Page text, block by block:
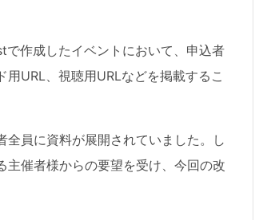
で作成したイベントにおいて、申込者
URL、視聴用URLなどを掲載するこ
員に資料が展開されていました。し
催者様からの要望を受け、今回の改